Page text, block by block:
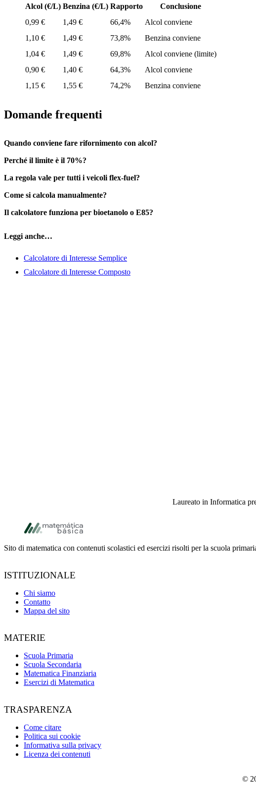
Alcol (€/L) Benzina (€/L) Rapporto
Conclusione
0,99 €
1,49 € 66,4%
Alcol conviene
1,10 €
1,49 € 73,8%
Benzina conviene
1,04 €
1,49 € 69,8%
Alcol conviene (limite)
0,90 €
1,40 € 64,3%
Alcol conviene
1,15 €
1,55 € 74,2% Benzina conviene
Domande frequenti
Quando conviene fare rifornimento con alcol?
Perché il limite è il 70%?
La regola vale per tutti i veicoli flex-fuel?
Come si calcola manualmente?
Il calcolatore funziona per bioetanolo o E85?
Leggi anche…
Calcolatore di Interesse Semplice
Calcolatore di Interesse Composto
Laureato in Informatica
Footer
Sito di matematica con contenuti scolastici ed esercizi risolti per la scuola
ISTITUZIONALE
Chi siamo
Contatto
Mappa del sito
MATERIE
Scuola Primaria
Scuola Secondaria
Matematica Finanziaria
Esercizi di Matematica
TRASPARENZA
Come citare
Politica sui cookie
Informativa sulla privacy
Licenza dei contenuti
©